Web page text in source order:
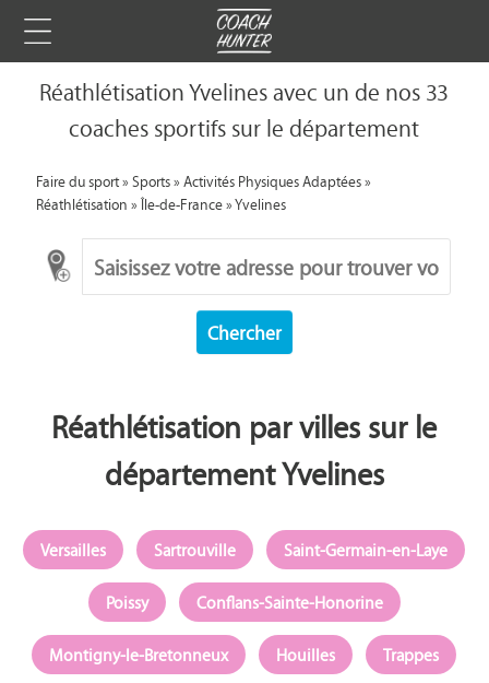
Réathlétisation Yvelines avec un de nos 33
coaches sportifs sur le département
Faire du sport»Sports»Activités Physiques Adaptées»
Réathlétisation»Île-de-France»Yvelines
Chercher
Réathlétisation par villes sur le
département Yvelines
Versailles Sartrouville
Saint-Germain-en-Laye
Poissy
Conflans-Sainte-Honorine
Montigny-le-Bretonneux
Houilles
Trappes